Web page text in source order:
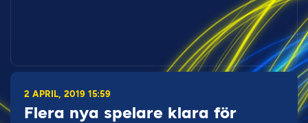
2 APRIL, 2019 15:59
Flera nya spelare klara för